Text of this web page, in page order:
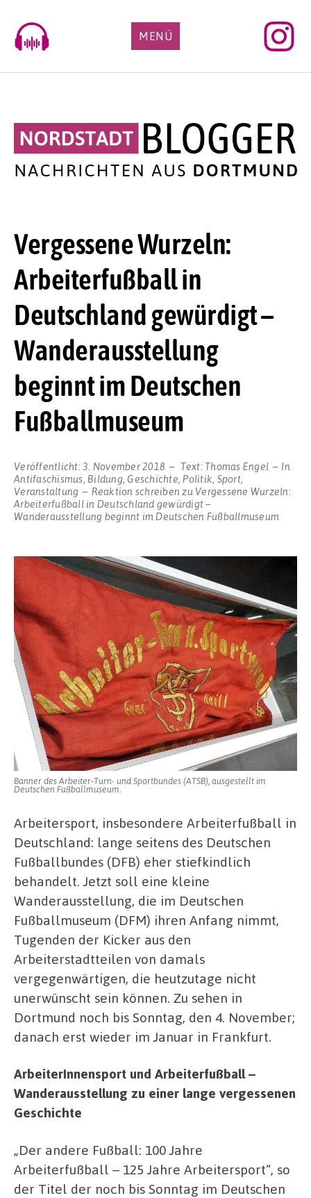
content
MENÜ
Vergessene Wurzeln:
Arbeiterfußball in
Deutschland gewürdigt –
Wanderausstellung
beginnt im Deutschen
Fußballmuseum
Veröffentlicht:3. November 2018 Text:Thomas Engel
In
Antifaschismus, Bildung,Geschichte,Politik, Sport,
Veranstaltung
Reaktion schreiben zu Vergessene Wurzeln:
Arbeiterfußball in Deutschland gewürdigt –
Wanderausstellung beginnt im Deutschen Fußballmuseum
Banner des Arbeiter-Turn- und Sportbundes (ATSB), ausgestellt im
Deutschen Fußballmuseum.
Arbeitersport, insbesondere Arbeiterfußball in
Deutschland: lange seitens des Deutschen
Fußballbundes (DFB) eher stiefkindlich
behandelt. Jetzt soll eine kleine
Wanderausstellung, die im Deutschen
Fußballmuseum (DFM) ihren Anfang nimmt,
Tugenden der Kicker aus den
Arbeiterstadtteilen von damals
vergegenwärtigen, die heutzutage nicht
unerwünscht sein können. Zu sehen in
Dortmund noch bis Sonntag, den 4. November;
danach erst wieder im Januar in Frankfurt.
ArbeiterInnensport und Arbeiterfußball –
Wanderausstellung zu einer lange vergessenen
Geschichte
„Der andere Fußball: 100 Jahre
Arbeiterfußball – 125 Jahre Arbeitersport“, so
der Titel der noch bis Sonntag im Deutschen